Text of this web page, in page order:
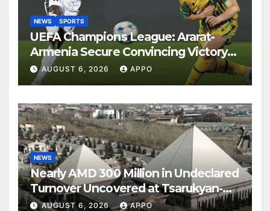
NEWS SPORTS
UEFA Champions League: Ararat-
Armenia Secure Convincing Victory
Over Shamrock Rovers 2-0
AUGUST 6, 2026 APPO
NEWS
Nearly AMD 300 Million in Undeclared
Turnover Uncovered at Tsarukyan-
Owned Entertainment Center
AUGUST 6, 2026 APPO